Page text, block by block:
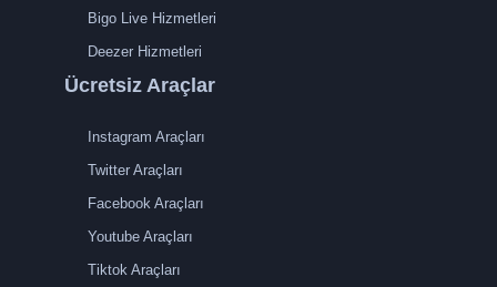
Bigo Live Hizmetleri
Deezer Hizmetleri
Ücretsiz Araçlar
Instagram Araçları
Twitter Araçları
Facebook Araçları
Youtube Araçları
Tiktok Araçları